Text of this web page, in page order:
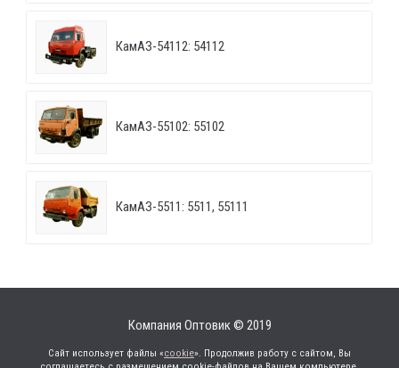
КамАЗ-54112: 54112
КамАЗ-55102: 55102
КамАЗ-5511: 5511, 55111
Компания Оптовик © 2019
Сайт использует файлы «cookie». Продолжив работу с сайтом, Вы